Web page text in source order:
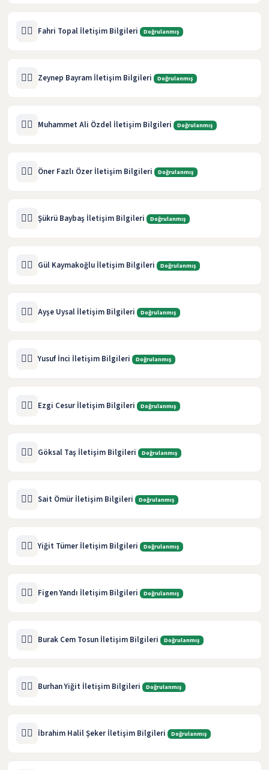
🧑‍⚖️ Fahri Topal İletişim Bilgileri Doğrulanmış
🧑‍⚖️ Zeynep Bayram İletişim Bilgileri Doğrulanmış
🧑‍⚖️ Muhammet Ali Özdel İletişim Bilgileri Doğrulanmış
🧑‍⚖️ Öner Fazlı Özer İletişim Bilgileri Doğrulanmış
🧑‍⚖️ Şükrü Baybaş İletişim Bilgileri Doğrulanmış
🧑‍⚖️ Gül Kaymakoğlu İletişim Bilgileri Doğrulanmış
🧑‍⚖️ Ayşe Uysal İletişim Bilgileri Doğrulanmış
🧑‍⚖️ Yusuf İnci İletişim Bilgileri Doğrulanmış
🧑‍⚖️ Ezgi Cesur İletişim Bilgileri Doğrulanmış
🧑‍⚖️ Göksal Taş İletişim Bilgileri Doğrulanmış
🧑‍⚖️ Sait Ömür İletişim Bilgileri Doğrulanmış
🧑‍⚖️ Yiğit Tümer İletişim Bilgileri Doğrulanmış
🧑‍⚖️ Figen Yandı İletişim Bilgileri Doğrulanmış
🧑‍⚖️ Burak Cem Tosun İletişim Bilgileri Doğrulanmış
🧑‍⚖️ Burhan Yiğit İletişim Bilgileri Doğrulanmış
🧑‍⚖️ İbrahim Halil Şeker İletişim Bilgileri Doğrulanmış